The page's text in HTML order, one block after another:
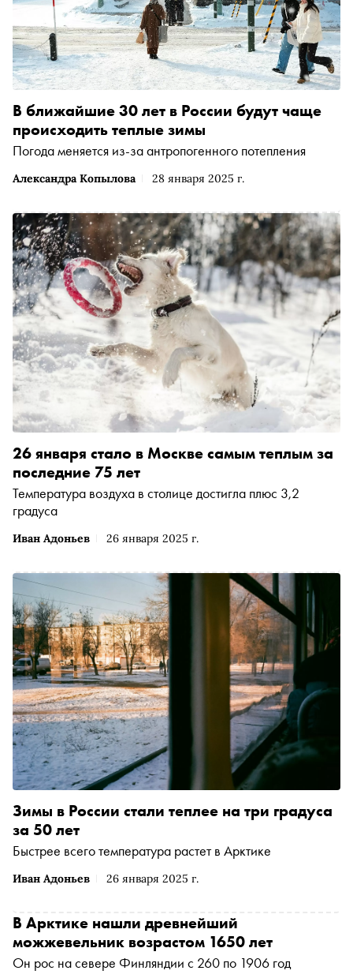
Александра Копылова 28 января 2025 г.
В ближайшие 30 лет в России будут чаще
происходить теплые зимы
Погода меняется из-за антропогенного потепления
Иван Адоньев 26 января 2025 г.
26 января стало в Москве самым теплым за
последние 75 лет
Температура воздуха в столице достигла плюс 3,2
градуса
Иван Адоньев 26 января 2025 г.
Зимы в России стали теплее на три градуса
за 50 лет
Быстрее всего температура растет в Арктике
В Арктике нашли древнейший
можжевельник возрастом 1650 лет
Он рос на севере Финляндии с 260 по 1906 год